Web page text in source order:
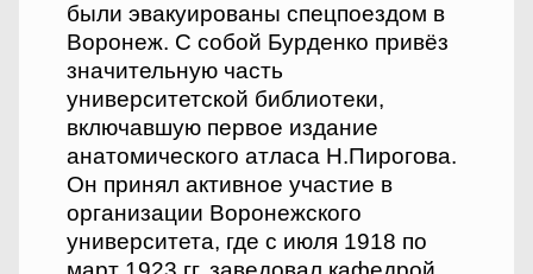
были эвакуированы спецпоездом в
Воронеж. С собой Бурденко привёз
значительную часть
университетской библиотеки,
включавшую первое издание
анатомического атласа Н.Пирогова.
Он принял активное участие в
организации Воронежского
университета, где с июля 1918 по